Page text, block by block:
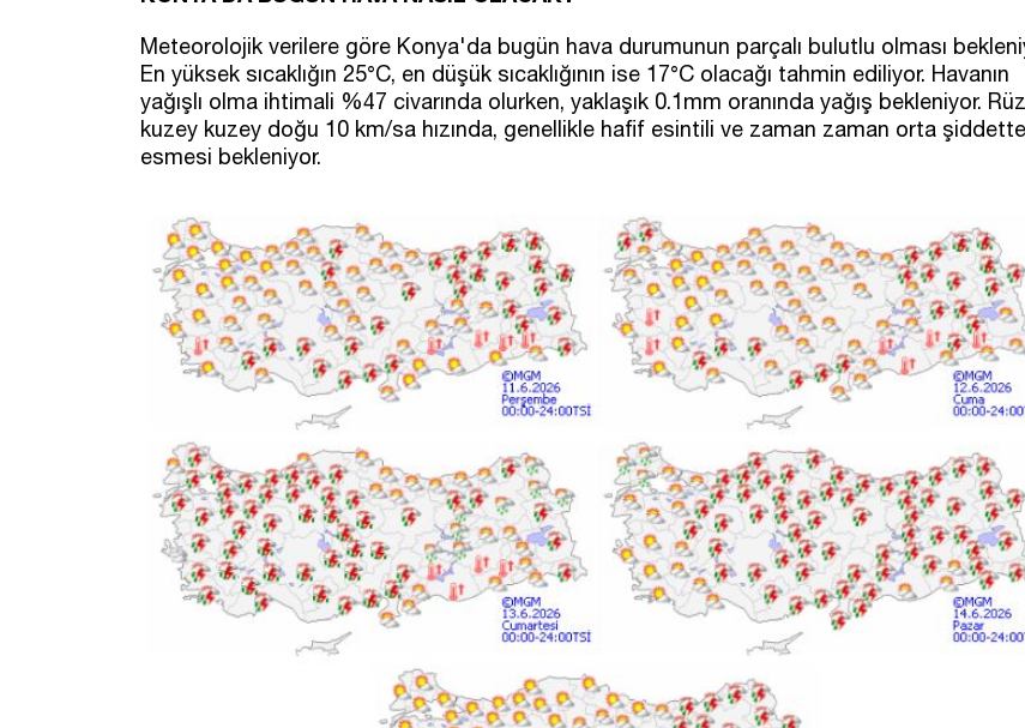
Meteorolojik verilere göre Konya'da bugün hava durumunun parçalı bulutlu olması
En yüksek sıcaklığın 25°C, en düşük sıcaklığının ise 17°C olacağı tahmin ediliyor. Havanın
yağışlı olma ihtimali %47 civarında olurken, yaklaşık 0.1mm oranında yağış bekleniyor.
kuzey kuzey doğu 10 km/sa hızında, genellikle hafif esintili ve zaman zaman orta şiddette
esmesi bekleniyor.